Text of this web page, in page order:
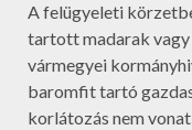
A felügyeleti
tartott madarak
vármegyei
baromfit tartó
korlátozás nem